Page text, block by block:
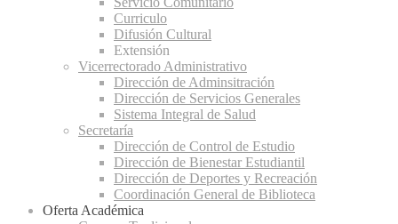
Curriculo
Difusión Cultural
Extensión
Vicerrectorado Administrativo
Dirección de Adminsitración
Dirección de Servicios Generales
Sistema Integral de Salud
Secretaría
Dirección de Control de Estudio
Dirección de Bienestar Estudiantil
Dirección de Deportes y Recreación
Coordinación General de Biblioteca
Oferta Académica